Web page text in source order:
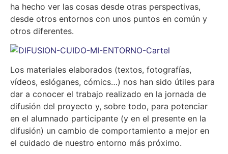
ha hecho ver las cosas desde otras perspectivas,
desde otros entornos con unos puntos en común y
otros diferentes.
Los materiales elaborados (textos, fotografías,
vídeos, eslóganes, cómics…) nos han sido útiles para
dar a conocer el trabajo realizado en la jornada de
difusión del proyecto y, sobre todo, para potenciar
en el alumnado participante (y en el presente en la
difusión) un cambio de comportamiento a mejor en
el cuidado de nuestro entorno más próximo.